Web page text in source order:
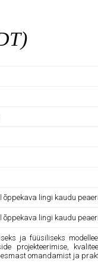
õppekava lingi kaudu
õppekava lingi kaudu
ja füüsiliseks
projekteerimise,
omandamist ja